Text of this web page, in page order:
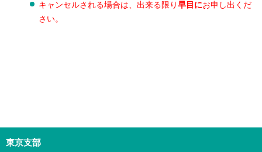
キャンセルされる場合は、出来る限り早目にお申し出くだ
さい。
東京支部